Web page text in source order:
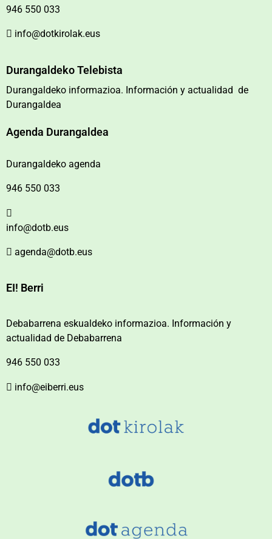
946 550 033
info@dotkirolak.eus
Durangaldeko Telebista
Durangaldeko informazioa. Información y actualidad de
Durangaldea
Agenda Durangaldea
Durangaldeko agenda
946 550 033
info@dotb.eus
agenda@dotb.eus
EI! Berri
Debabarrena eskualdeko informazioa. Información y
actualidad de Debabarrena
946 550 033
info@eiberri.eus